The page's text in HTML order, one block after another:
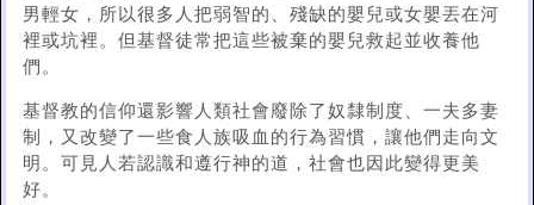
男輕女，所以很多人把弱智的、殘缺的嬰兒或女嬰丟在河
裡或坑裡。但基督徒常把這些被棄的嬰兒救起並收養他
們。
基督教的信仰還影響人類社會廢除了奴隸制度、一夫多妻
制，又改變了一些食人族吸血的行為習慣，讓他們走向文
明。可見人若認識和遵行神的道，社會也因此變得更美
好。